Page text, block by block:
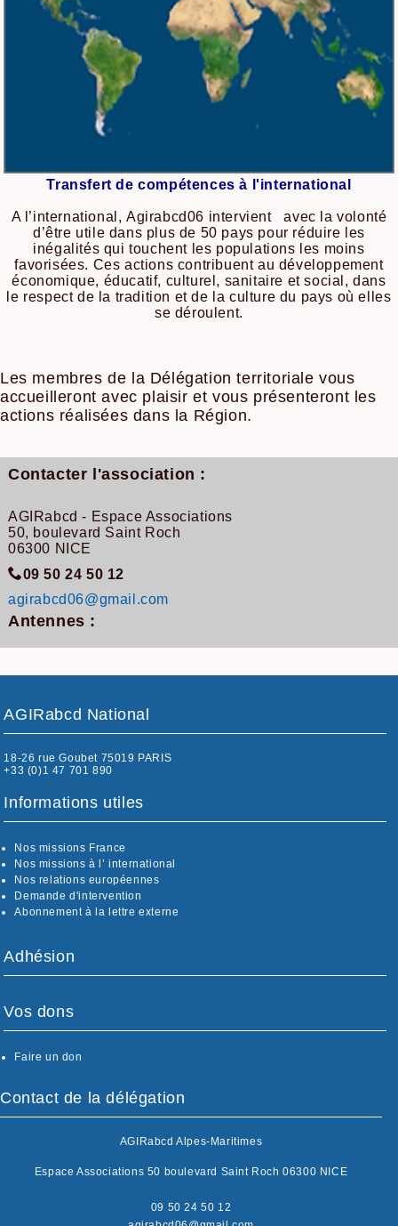
Transfert de compétences à l'international
A l’international, Agirabcd06 intervient avec la volonté
d’être utile dans plus de 50 pays pour réduire les
inégalités qui touchent les populations les moins
favorisées. Ces actions contribuent au développement
économique, éducatif, culturel, sanitaire et social, dans
le respect de la tradition et de la culture du pays où elles
se déroulent.
Les membres de la Délégation territoriale vous
accueilleront avec plaisir et vous présenteront les
actions réalisées dans la Région.
Contacter l'association :
AGIRabcd - Espace Associations
50, boulevard Saint Roch
06300 NICE
09 50 24 50 12
agirabcd06@gmail.com
Antennes :
AGIRabcd National
18-26 rue Goubet 75019 PARIS
+33 (0)1 47 701 890
Informations utiles
Nos missions France
Nos missions à l’ international
Nos relations européennes
Demande d'intervention
Abonnement à la lettre externe
Adhésion
Vos dons
Faire un don
Contact de la délégation
AGIRabcd Alpes-Maritimes
Espace Associations 50 boulevard Saint Roch 06300 NICE
09 50 24 50 12